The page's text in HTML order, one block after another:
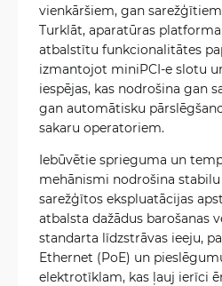
vienkāršiem, gan
Turklāt, aparatūras
atbalstītu funkcionalitātes
izmantojot miniPCI-e slotu
iespējas, kas nodrošina gan
gan automātisku
sakaru operatoriem.
Iebūvētie sprieguma un
mehānismi nodrošina
sarežģītos ekspluatācijas
atbalsta dažādus barošanas
standarta līdzstrāvas ieeju,
Ethernet (PoE) un
elektrotīklam, kas ļauj ierīci